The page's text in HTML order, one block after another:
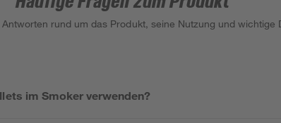
rund um das Produkt, seine Nutzung und wichtige
im Smoker verwenden?